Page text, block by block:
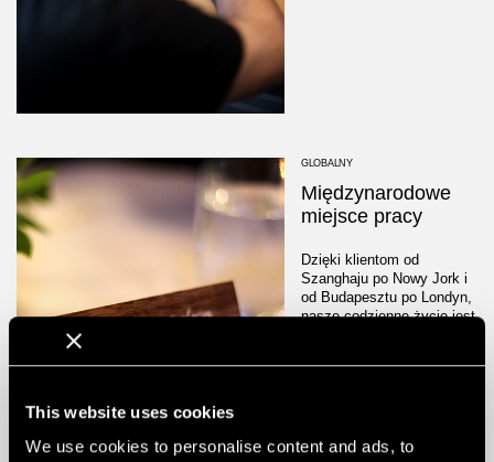
This website uses cookies
We use cookies to personalise content and ads, to
GLOBALNY
Międzynarodowe
miejsce pracy
Dzięki klientom od
Szanghaju po Nowy Jork i
od Budapesztu po Londyn,
nasze codzienne życie jest
kontaktami. Wraz z
różnych środowisk ludzi.